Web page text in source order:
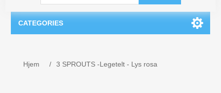
CATEGORIES
Hjem / 3 SPROUTS -Legetelt - Lys rosa